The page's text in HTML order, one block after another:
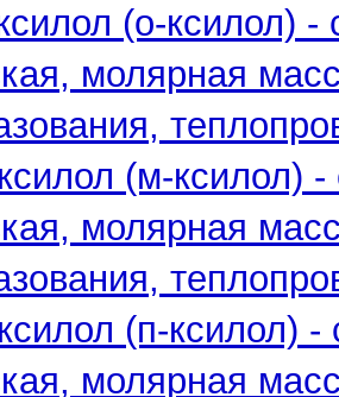
(о-ксилол) -
молярная
(м-ксилол)
молярная
(п-ксилол) -
молярная